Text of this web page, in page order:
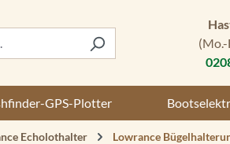
GPS-Plotter
Echolothalter Lowrance